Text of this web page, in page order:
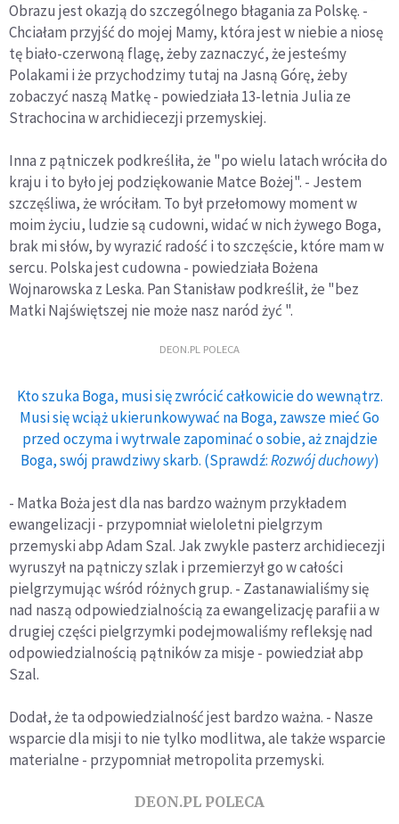
Obrazu jest okazją do szczególnego błagania za Polskę. -
Chciałam przyjść do mojej Mamy, która jest w niebie a niosę
tę biało-czerwoną flagę, żeby zaznaczyć, że jesteśmy
Polakami i że przychodzimy tutaj na Jasną Górę, żeby
zobaczyć naszą Matkę - powiedziała 13-letnia Julia ze
Strachocina w archidiecezji przemyskiej.
Inna z pątniczek podkreśliła, że "po wielu latach wróciła do
kraju i to było jej podziękowanie Matce Bożej". - Jestem
szczęśliwa, że wróciłam. To był przełomowy moment w
moim życiu, ludzie są cudowni, widać w nich żywego Boga,
brak mi słów, by wyrazić radość i to szczęście, które mam w
sercu. Polska jest cudowna - powiedziała Bożena
Wojnarowska z Leska. Pan Stanisław podkreślił, że "bez
Matki Najświętszej nie może nasz naród żyć ".
DEON.PL POLECA
Kto szuka Boga, musi się zwrócić całkowicie do wewnątrz.
Musi się wciąż ukierunkowywać na Boga, zawsze mieć Go
przed oczyma i wytrwale zapominać o sobie, aż znajdzie
Boga, swój prawdziwy skarb. (Sprawdź:Rozwój duchowy)
- Matka Boża jest dla nas bardzo ważnym przykładem
ewangelizacji - przypomniał wieloletni pielgrzym
przemyski abp Adam Szal. Jak zwykle pasterz archidiecezji
wyruszył na pątniczy szlak i przemierzył go w całości
pielgrzymując wśród różnych grup. - Zastanawialiśmy się
nad naszą odpowiedzialnością za ewangelizację parafii a w
drugiej części pielgrzymki podejmowaliśmy refleksję nad
odpowiedzialnością pątników za misje - powiedział abp
Szal.
Dodał, że ta odpowiedzialność jest bardzo ważna. - Nasze
wsparcie dla misji to nie tylko modlitwa, ale także wsparcie
materialne - przypomniał metropolita przemyski.
DEON.PL POLECA